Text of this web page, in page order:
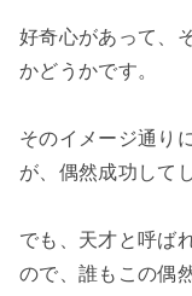
好奇心があって、
かどうかです。
そのイメージ通り
が、偶然成功して
でも、天才と呼ば
ので、誰もこの偶